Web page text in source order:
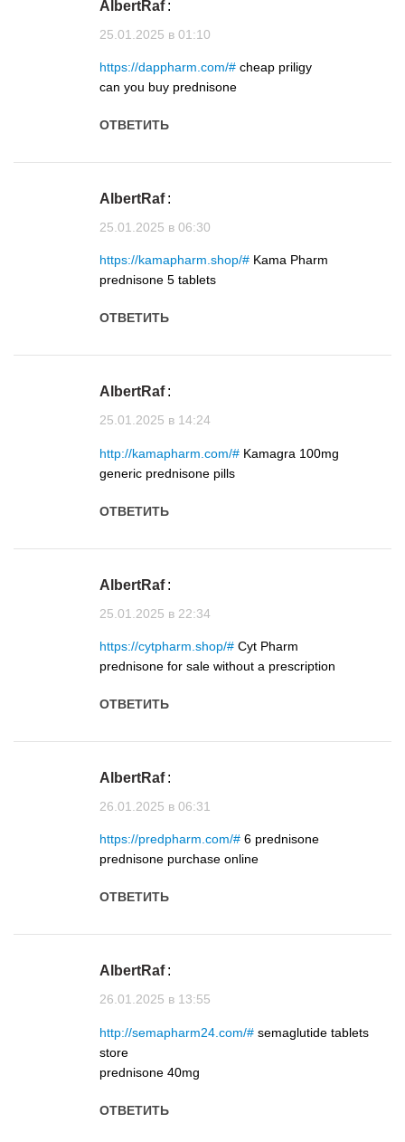
AlbertRaf :
25.01.2025 в 01:10
https://dappharm.com/# cheap priligy
can you buy prednisone
ОТВЕТИТЬ
AlbertRaf :
25.01.2025 в 06:30
https://kamapharm.shop/# Kama Pharm
prednisone 5 tablets
ОТВЕТИТЬ
AlbertRaf :
25.01.2025 в 14:24
http://kamapharm.com/# Kamagra 100mg
generic prednisone pills
ОТВЕТИТЬ
AlbertRaf :
25.01.2025 в 22:34
https://cytpharm.shop/# Cyt Pharm
prednisone for sale without a prescription
ОТВЕТИТЬ
AlbertRaf :
26.01.2025 в 06:31
https://predpharm.com/# 6 prednisone
prednisone purchase online
ОТВЕТИТЬ
AlbertRaf :
26.01.2025 в 13:55
http://semapharm24.com/# semaglutide tablets
store
prednisone 40mg
ОТВЕТИТЬ